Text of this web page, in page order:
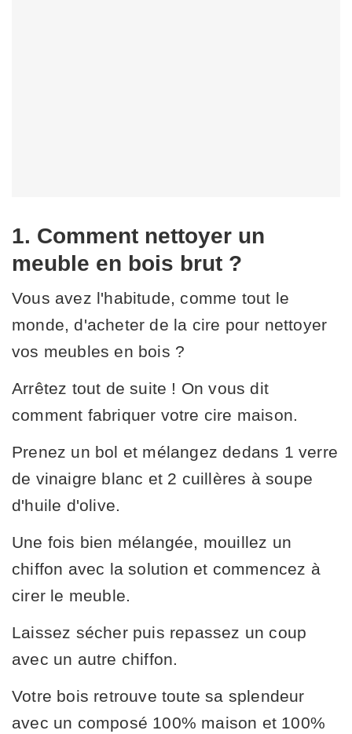
1. Comment nettoyer un
meuble en bois brut ?
Vous avez l'habitude, comme tout le
monde, d'acheter de la cire pour nettoyer
vos meubles en bois ?
Arrêtez tout de suite ! On vous dit
comment fabriquer votre cire maison.
Prenez un bol et mélangez dedans 1 verre
de vinaigre blanc et 2 cuillères à soupe
d'huile d'olive.
Une fois bien mélangée, mouillez un
chiffon avec la solution et commencez à
cirer le meuble.
Laissez sécher puis repassez un coup
avec un autre chiffon.
Votre bois retrouve toute sa splendeur
avec un composé 100% maison et 100%